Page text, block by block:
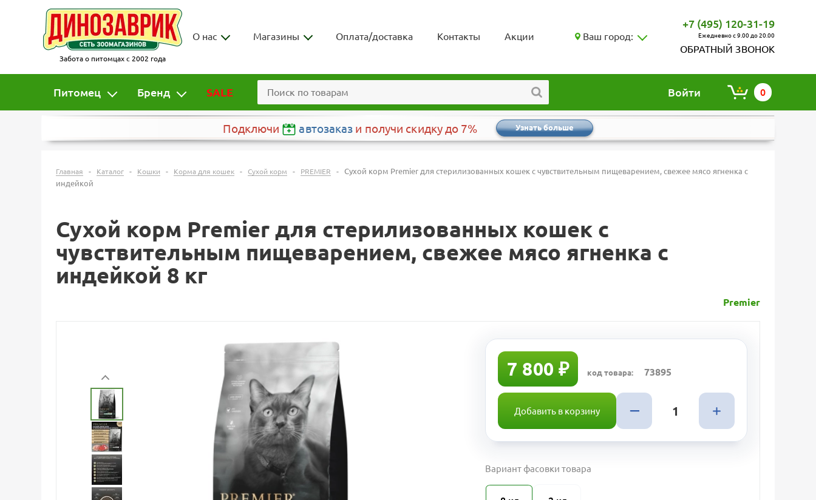
Забота о питомцах с 2002 года
О нас Магазины Оплата/доставка Контакты Акции Ваш город:
+7 (495) 120-31-19
Ежедневно с 9.00 до 20.00
ОБРАТНЫЙ ЗВОНОК
Питомец Бренд SALE Войти 0
Подключи автозаказ и получи скидку до 7% Узнать больше
Главная - Каталог - Кошки - Корма для кошек - Сухой корм - PREMIER -
Сухой корм Premier для стерилизованных кошек с чувствительным пищеварением, свежее мясо ягненка с
индейкой
Сухой корм Premier для стерилизованных кошек с
чувствительным пищеварением, свежее мясо ягненка с
индейкой 8 кг
Premier
7 800 ₽ код товара: 73895
Добавить в корзину
Вариант фасовки товара